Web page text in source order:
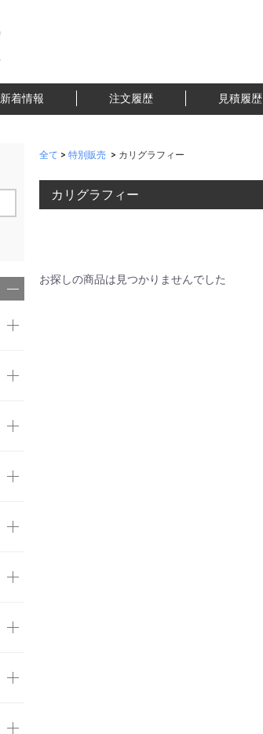
新着情報 注文履歴 見積履歴
全て > 特別販売 > カリグラフィー
カリグラフィー
お探しの商品は見つかりませんでした